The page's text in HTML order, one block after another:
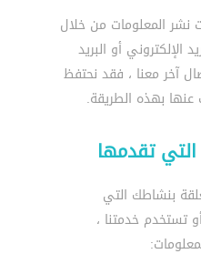
نشر المعلومات من خلال
الإلكتروني أو البريد
آخر معنا ، فقد نحتفظ
بهذه الطريقة.
تقدمها
بنشاطك التي
تستخدم خدمتنا ،